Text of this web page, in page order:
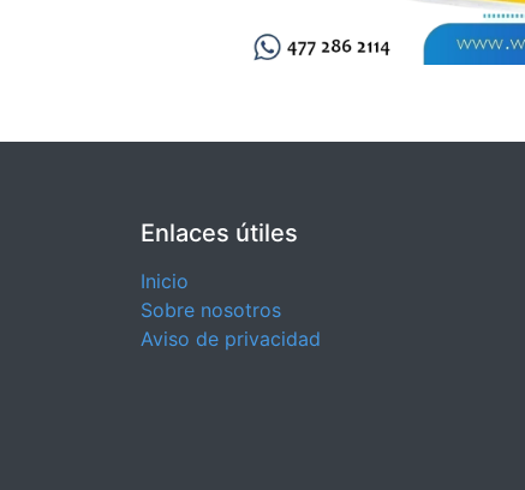
Enlaces útiles
Inicio
Sobre nosotros
Aviso de privacidad